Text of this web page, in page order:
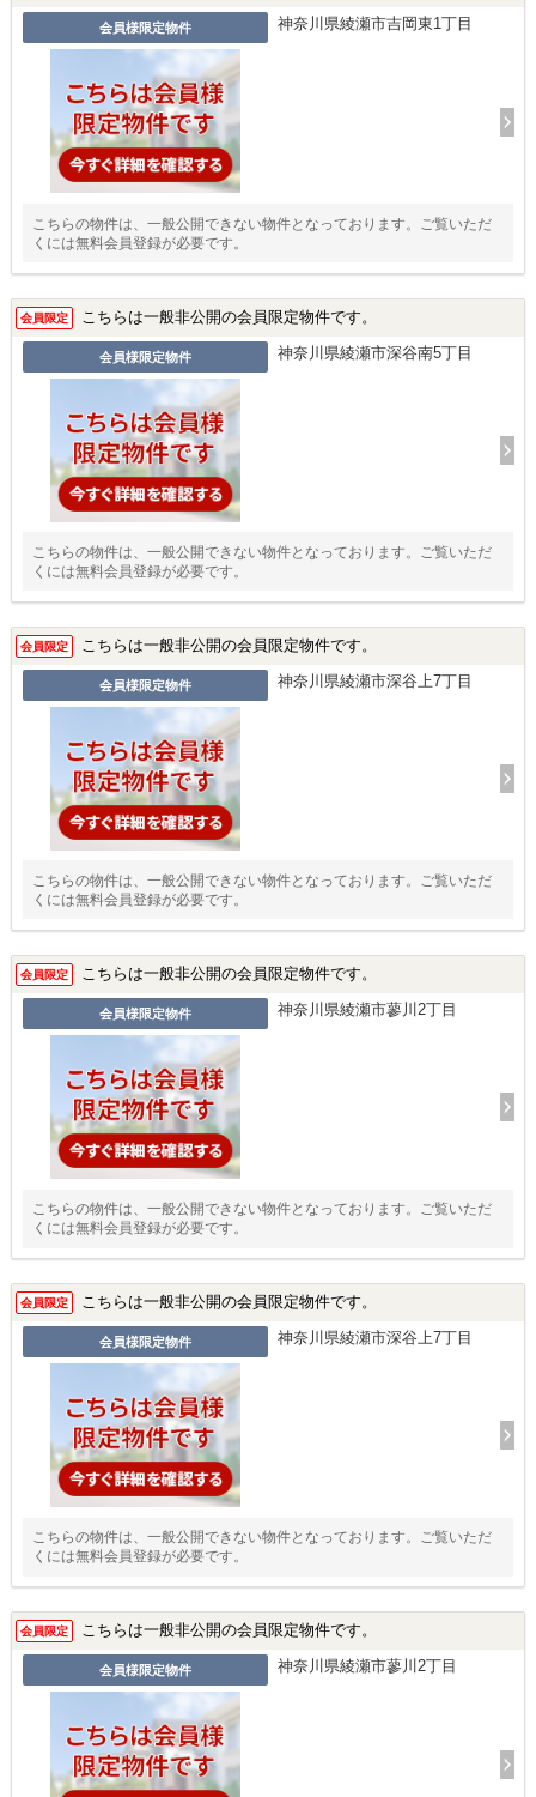
会員様限定物件 神奈川県綾瀬市吉岡東1丁目
こちらの物件は、一般公開できない物件となっております。ご覧いただ
くには無料会員登録が必要です。
会員限定 こちらは一般非公開の会員限定物件です。
会員様限定物件 神奈川県綾瀬市深谷南5丁目
こちらの物件は、一般公開できない物件となっております。ご覧いただ
くには無料会員登録が必要です。
会員限定 こちらは一般非公開の会員限定物件です。
会員様限定物件 神奈川県綾瀬市深谷上7丁目
こちらの物件は、一般公開できない物件となっております。ご覧いただ
くには無料会員登録が必要です。
会員限定 こちらは一般非公開の会員限定物件です。
会員様限定物件 神奈川県綾瀬市蓼川2丁目
こちらの物件は、一般公開できない物件となっております。ご覧いただ
くには無料会員登録が必要です。
会員限定 こちらは一般非公開の会員限定物件です。
会員様限定物件 神奈川県綾瀬市深谷上7丁目
こちらの物件は、一般公開できない物件となっております。ご覧いただ
くには無料会員登録が必要です。
会員限定 こちらは一般非公開の会員限定物件です。
会員様限定物件 神奈川県綾瀬市蓼川2丁目